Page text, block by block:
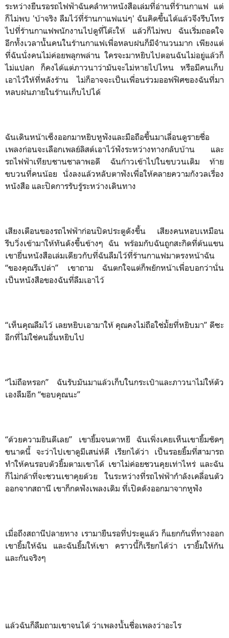
ระหว่างยืนรอรถไฟฟ้าฉันคลำหาหนังสือเล่มที่อ่านที่ร้านกาแฟ แต่
ก็ไม่พบ 'บ้าจริง ลืมไว้ที่ร้านกาแฟแน่ๆ' ฉันคิดขึ้นได้แล้วจึงรีบโทร
ไปที่ร้านกาแฟพนักงานไปดูที่โต๊ะให้ แล้วก็ไม่พบ ฉันเริ่มถอดใจ
อีกทั้งเวลานั้นคนในร้านกาแฟเพื่อหลบฝนก็มีจำนวนมาก เพียงแต่
ที่ฉันนั่งคนไม่ค่อยพลุกพล่าน ใครจะมาหยิบไปตอนฉันไม่อยู่แล้วก็
ไม่แปลก ก็คงได้แต่ภาวนาว่ามันจะไม่หายไปไหน หรือมีคนเก็บ
เอาไว้ให้ที่หลังร้าน ไม่ก็อาจจะเป็นเพื่อนร่วมออฟฟิศของฉันที่มา
หลบฝนภายในร้านเก็บไปได้
ฉันเดินหน้าเซ็งออกมาหยิบหูฟังและมือถือขึ้นมาเลื่อนดูรายชื่อ
เพลงก่อนจะเลือกเพลย์ลิสต์เอาไว้ฟังระหว่างทางกลับบ้าน และ
รถไฟฟ้าเทียบชานชาลาพอดี ฉันก้าวเข้าไปในขบวนเดิม ท้าย
ขบวนที่คนน้อย นั่งลงแล้วหลับตาฟังเพื่อให้คลายความกังวลเรื่อง
หนังสือ และปิดการรับรู้ระหว่างเดินทาง
เสียงเตือนของรถไฟฟ้าก่อนปิดประตูดังขึ้น เสียงคนหอบเหมือน
รีบวิ่งเข้ามาให้ทันดังขึ้นข้างๆ ฉัน พร้อมกับฉันถูกสะกิดที่ต้นแขน
เขายื่นหนังสือเล่มเดียวกับที่ฉันลืมไว้ที่ร้านกาแฟมาตรงหน้าฉัน
“ของคุณรึเปล่า” เขาถาม ฉันตกใจแต่ก็พยักหน้าเพื่อบอกว่านั่น
เป็นหนังสือของฉันที่ลืมเอาไว้
“เห็นคุณลืมไว้ เลยหยิบเอามาให้ คุณคงไม่ถือใช่มั้ยที่หยิบมา” ดีซะ
อีกที่ไม่ใช่คนอื่นหยิบไป
“ไม่ถือหรอก” ฉันรับมันมาแล้วเก็บในกระเป๋าและภาวนาไม่ให้ตัว
เองลืมอีก “ขอบคุณนะ”
“ด้วยความยินดีเลย” เขายิ้มจนตาหยี ฉันเพิ่งเคยเห็นเขายิ้มชัดๆ
ขนาดนี้ จะว่าไปเขาดูมีเสน่ห์ดี เรียกได้ว่า เป็นรอยยิ้มที่สามารถ
ทำให้คนรอบตัวยิ้มตามเขาได้ เขาไม่ค่อยชวนคุยเท่าไหร่ และฉัน
ก็ไม่กล้าที่จะชวนเขาคุยด้วย ในระหว่างที่รถไฟฟ้ากำลังเคลื่อนตัว
ออกจากสถานี เขาก็กดฟังเพลงเดิม ที่เปิดดังออกมาจากหูฟัง
เมื่อถึงสถานีปลายทาง เรามายืนรอที่ประตูแล้ว ก็แยกกันที่ทางออก
เขายิ้มให้ฉัน และฉันยิ้มให้เขา คราวนี้ก็เรียกได้ว่า เรายิ้มให้กัน
และกันจริงๆ
แล้วฉันก็ลืมถามเขาจนได้ ว่าเพลงนั้นชื่อเพลงว่าอะไร